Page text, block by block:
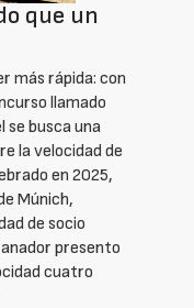
que un
más rápida: con
llamado
busca una
la velocidad de
en 2025,
Múnich,
de socio
presento
cuatro